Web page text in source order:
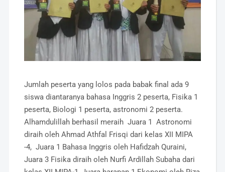
Jumlah peserta yang lolos pada babak final ada 9
siswa diantaranya bahasa Inggris 2 peserta, Fisika 1
peserta, Biologi 1 peserta, astronomi 2 peserta.
Alhamdulillah berhasil meraih Juara 1 Astronomi
diraih oleh Ahmad Athfal Frisqi dari kelas XII MIPA
-4, Juara 1 Bahasa Inggris oleh Hafidzah Quraini,
Juara 3 Fisika diraih oleh Nurfi Ardillah Subaha dari